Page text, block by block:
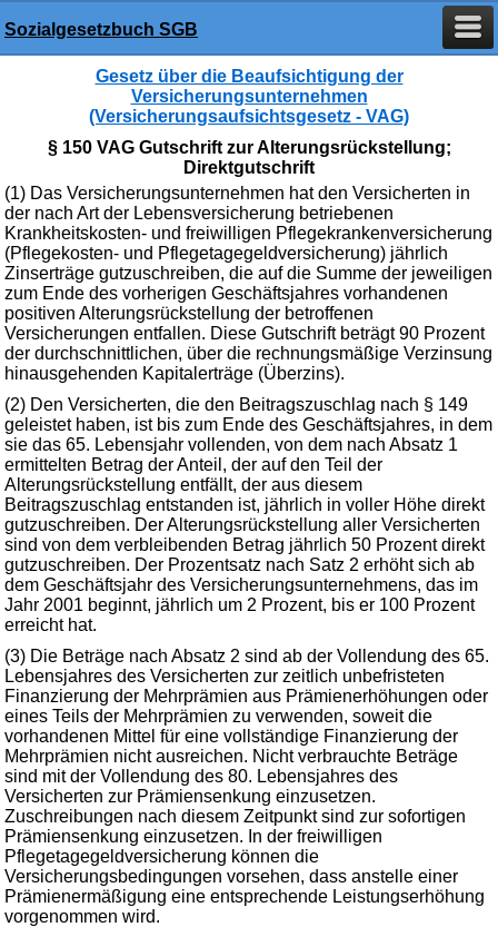
Sozialgesetzbuch SGB
Gesetz über die Beaufsichtigung der
Versicherungsunternehmen
(Versicherungsaufsichtsgesetz - VAG)
§ 150 VAG Gutschrift zur Alterungsrückstellung;
Direktgutschrift
(1) Das Versicherungsunternehmen hat den Versicherten in
der nach Art der Lebensversicherung betriebenen
Krankheitskosten- und freiwilligen Pflegekrankenversicherung
(Pflegekosten- und Pflegetagegeldversicherung) jährlich
Zinserträge gutzuschreiben, die auf die Summe der jeweiligen
zum Ende des vorherigen Geschäftsjahres vorhandenen
positiven Alterungsrückstellung der betroffenen
Versicherungen entfallen. Diese Gutschrift beträgt 90 Prozent
der durchschnittlichen, über die rechnungsmäßige Verzinsung
hinausgehenden Kapitalerträge (Überzins).
(2) Den Versicherten, die den Beitragszuschlag nach § 149
geleistet haben, ist bis zum Ende des Geschäftsjahres, in dem
sie das 65. Lebensjahr vollenden, von dem nach Absatz 1
ermittelten Betrag der Anteil, der auf den Teil der
Alterungsrückstellung entfällt, der aus diesem
Beitragszuschlag entstanden ist, jährlich in voller Höhe direkt
gutzuschreiben. Der Alterungsrückstellung aller Versicherten
sind von dem verbleibenden Betrag jährlich 50 Prozent direkt
gutzuschreiben. Der Prozentsatz nach Satz 2 erhöht sich ab
dem Geschäftsjahr des Versicherungsunternehmens, das im
Jahr 2001 beginnt, jährlich um 2 Prozent, bis er 100 Prozent
erreicht hat.
(3) Die Beträge nach Absatz 2 sind ab der Vollendung des 65.
Lebensjahres des Versicherten zur zeitlich unbefristeten
Finanzierung der Mehrprämien aus Prämienerhöhungen oder
eines Teils der Mehrprämien zu verwenden, soweit die
vorhandenen Mittel für eine vollständige Finanzierung der
Mehrprämien nicht ausreichen. Nicht verbrauchte Beträge
sind mit der Vollendung des 80. Lebensjahres des
Versicherten zur Prämiensenkung einzusetzen.
Zuschreibungen nach diesem Zeitpunkt sind zur sofortigen
Prämiensenkung einzusetzen. In der freiwilligen
Pflegetagegeldversicherung können die
Versicherungsbedingungen vorsehen, dass anstelle einer
Prämienermäßigung eine entsprechende Leistungserhöhung
vorgenommen wird.